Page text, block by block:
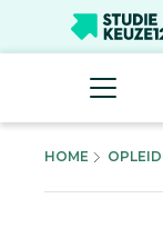
HOME